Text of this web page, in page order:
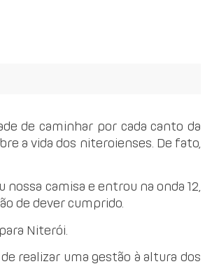
de caminhar por cada canto da
a vida dos niteroienses. De fato,
camisa e entrou na onda 12,
de dever cumprido.
Niterói.
realizar uma gestão à altura dos